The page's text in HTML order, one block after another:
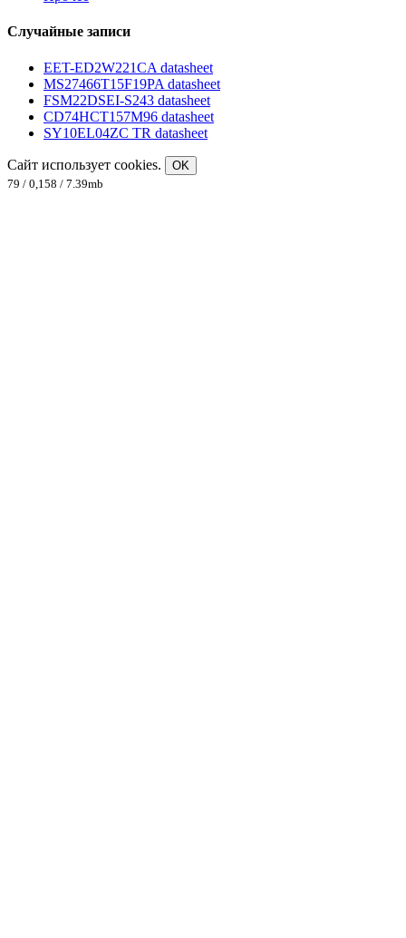
Случайные записи
EET-ED2W221CA datasheet
MS27466T15F19PA datasheet
FSM22DSEI-S243 datasheet
CD74HCT157M96 datasheet
SY10EL04ZC TR datasheet
Сайт использует cookies.
OK
79 / 0,158 / 7.39mb